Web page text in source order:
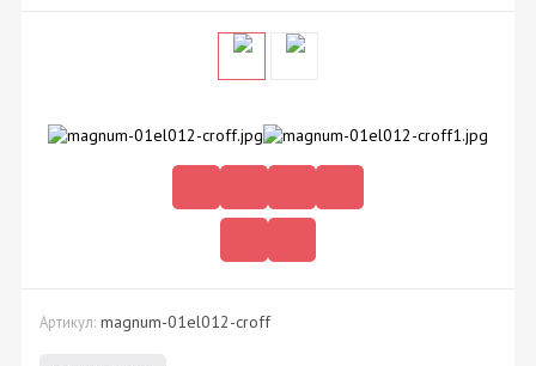
Артикул: magnum-01el012-croff